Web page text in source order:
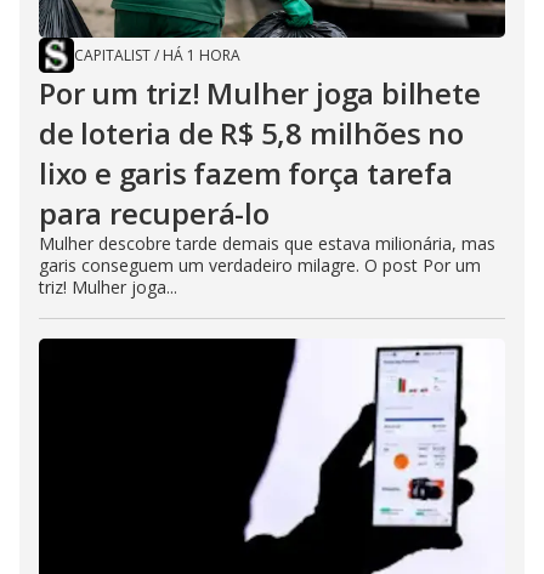
CAPITALIST/ HÁ 1 HORA
Por um triz! Mulher joga bilhete
de loteria de R$ 5,8 milhões no
lixo e garis fazem força tarefa
para recuperá-lo
Mulher descobre tarde demais que estava milionária, mas
garis conseguem um verdadeiro milagre. O post Por um
triz! Mulher joga...